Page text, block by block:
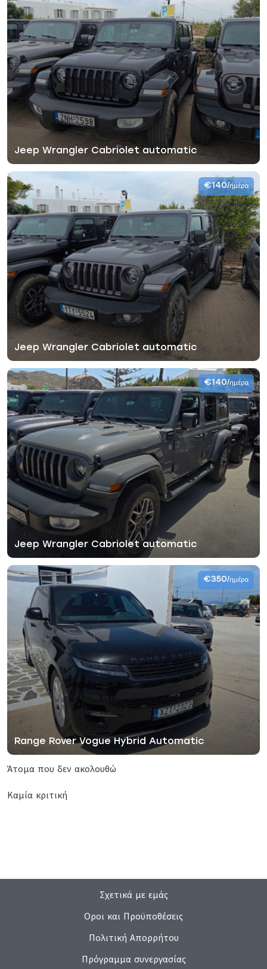
Jeep Wrangler Cabriolet automatic
Jeep Wrangler Cabriolet automatic
€140/ημέρα
Jeep Wrangler Cabriolet automatic
€140/ημέρα
Range Rover Vogue Hybrid Automatic
€350/ημέρα
Άτομα που δεν ακολουθώ
Καμία κριτική
Σχετικά με εμάς
Οροι και Προϋποθέσεις
Πολιτική Απορρήτου
Πρόγραμμα συνεργασίας